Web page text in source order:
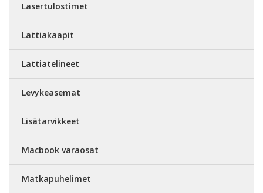
Lasertulostimet
Lattiakaapit
Lattiatelineet
Levykeasemat
Lisätarvikkeet
Macbook varaosat
Matkapuhelimet